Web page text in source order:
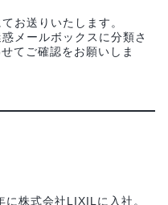
お送りいたします。
メールボックスに分類さ
てご確認をお願いしま
株式会社LIXILに入社。